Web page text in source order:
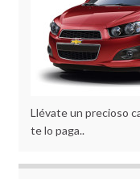
Llévate un precioso
te lo paga..